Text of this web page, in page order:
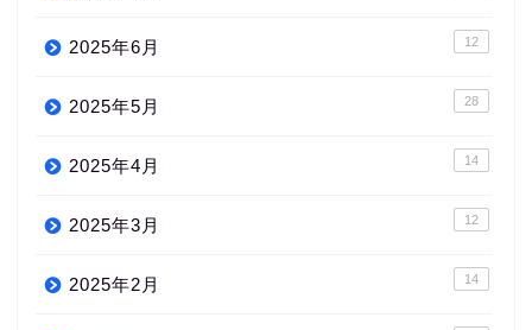
2025年6月 12
2025年5月 28
2025年4月 14
2025年3月 12
2025年2月 14